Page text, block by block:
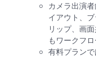
カメラ出演
イアウト、
リップ、画
もワークフロ
有料プラン